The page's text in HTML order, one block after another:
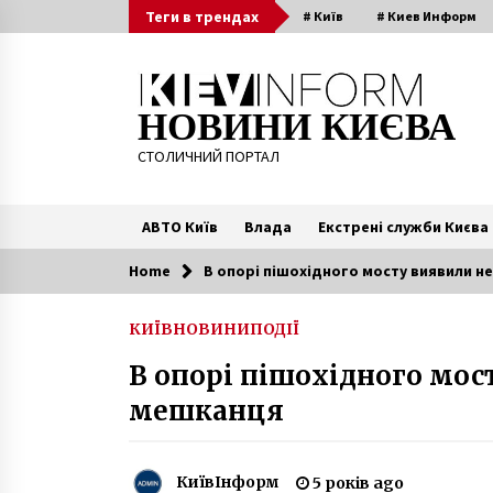
to
Теги в трендах # Київ # Киев Информ
НОВИНИ КИЄВА
СТОЛИЧНИЙ ПОРТАЛ
АВТО Київ Влада Екстрені служби Києва
Читають зараз
з’явилися нові фото і подробиці
7 років ago
Home В опорі пішохідного мосту виявили
КИЇВНОВИНИПОДІЇ
В опорі пішохідного
мешканця
КиївІнформ 5 років ago